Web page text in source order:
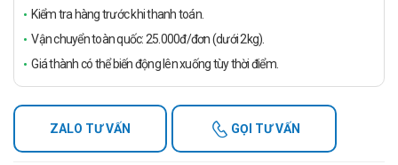
Kiểm tra hàng trước khi thanh toán.
Vận chuyển toàn quốc: 25.000đ/đơn (dưới 2kg).
Giá thành có thể biến động lên xuống tùy thời điểm.
ZALO TƯ VẤN GỌI TƯ VẤN